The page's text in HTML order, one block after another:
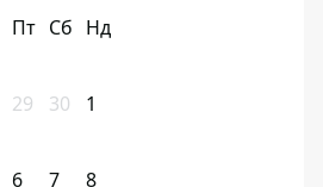
Пт Сб Нд
29 30 1
6 7 8